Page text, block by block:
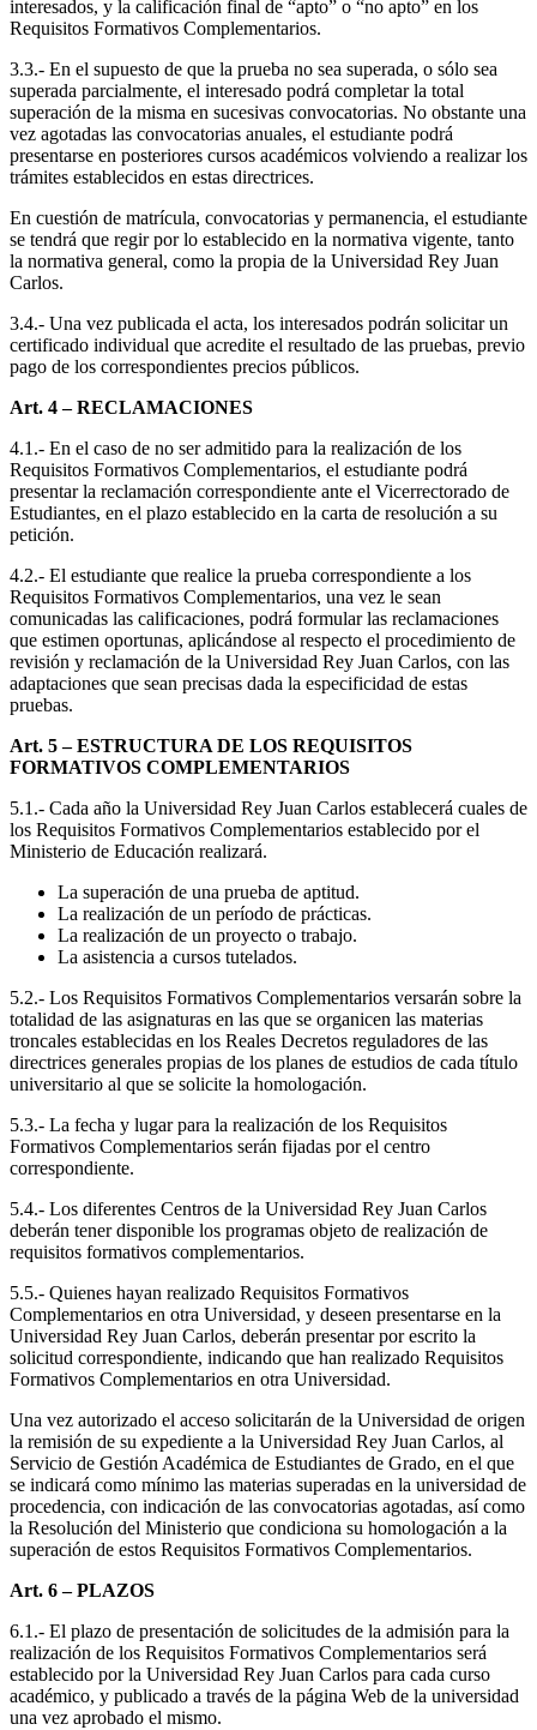
interesados, y la calificación final de “apto” o “no apto” en los
Requisitos Formativos Complementarios.
3.3.- En el supuesto de que la prueba no sea superada, o sólo sea
superada parcialmente, el interesado podrá completar la total
superación de la misma en sucesivas convocatorias. No obstante una
vez agotadas las convocatorias anuales, el estudiante podrá
presentarse en posteriores cursos académicos volviendo a realizar los
trámites establecidos en estas directrices.
En cuestión de matrícula, convocatorias y permanencia, el estudiante
se tendrá que regir por lo establecido en la normativa vigente, tanto
la normativa general, como la propia de la Universidad Rey Juan
Carlos.
3.4.- Una vez publicada el acta, los interesados podrán solicitar un
certificado individual que acredite el resultado de las pruebas, previo
pago de los correspondientes precios públicos.
Art. 4 – RECLAMACIONES
4.1.- En el caso de no ser admitido para la realización de los
Requisitos Formativos Complementarios, el estudiante podrá
presentar la reclamación correspondiente ante el Vicerrectorado de
Estudiantes, en el plazo establecido en la carta de resolución a su
petición.
4.2.- El estudiante que realice la prueba correspondiente a los
Requisitos Formativos Complementarios, una vez le sean
comunicadas las calificaciones, podrá formular las reclamaciones
que estimen oportunas, aplicándose al respecto el procedimiento de
revisión y reclamación de la Universidad Rey Juan Carlos, con las
adaptaciones que sean precisas dada la especificidad de estas
pruebas.
Art. 5 – ESTRUCTURA DE LOS REQUISITOS
FORMATIVOS COMPLEMENTARIOS
5.1.- Cada año la Universidad Rey Juan Carlos establecerá cuales de
los Requisitos Formativos Complementarios establecido por el
Ministerio de Educación realizará.
La superación de una prueba de aptitud.
La realización de un período de prácticas.
La realización de un proyecto o trabajo.
La asistencia a cursos tutelados.
5.2.- Los Requisitos Formativos Complementarios versarán sobre la
totalidad de las asignaturas en las que se organicen las materias
troncales establecidas en los Reales Decretos reguladores de las
directrices generales propias de los planes de estudios de cada título
universitario al que se solicite la homologación.
5.3.- La fecha y lugar para la realización de los Requisitos
Formativos Complementarios serán fijadas por el centro
correspondiente.
5.4.- Los diferentes Centros de la Universidad Rey Juan Carlos
deberán tener disponible los programas objeto de realización de
requisitos formativos complementarios.
5.5.- Quienes hayan realizado Requisitos Formativos
Complementarios en otra Universidad, y deseen presentarse en la
Universidad Rey Juan Carlos, deberán presentar por escrito la
solicitud correspondiente, indicando que han realizado Requisitos
Formativos Complementarios en otra Universidad.
Una vez autorizado el acceso solicitarán de la Universidad de origen
la remisión de su expediente a la Universidad Rey Juan Carlos, al
Servicio de Gestión Académica de Estudiantes de Grado, en el que
se indicará como mínimo las materias superadas en la universidad de
procedencia, con indicación de las convocatorias agotadas, así como
la Resolución del Ministerio que condiciona su homologación a la
superación de estos Requisitos Formativos Complementarios.
Art. 6 – PLAZOS
6.1.- El plazo de presentación de solicitudes de la admisión para la
realización de los Requisitos Formativos Complementarios será
establecido por la Universidad Rey Juan Carlos para cada curso
académico, y publicado a través de la página Web de la universidad
una vez aprobado el mismo.